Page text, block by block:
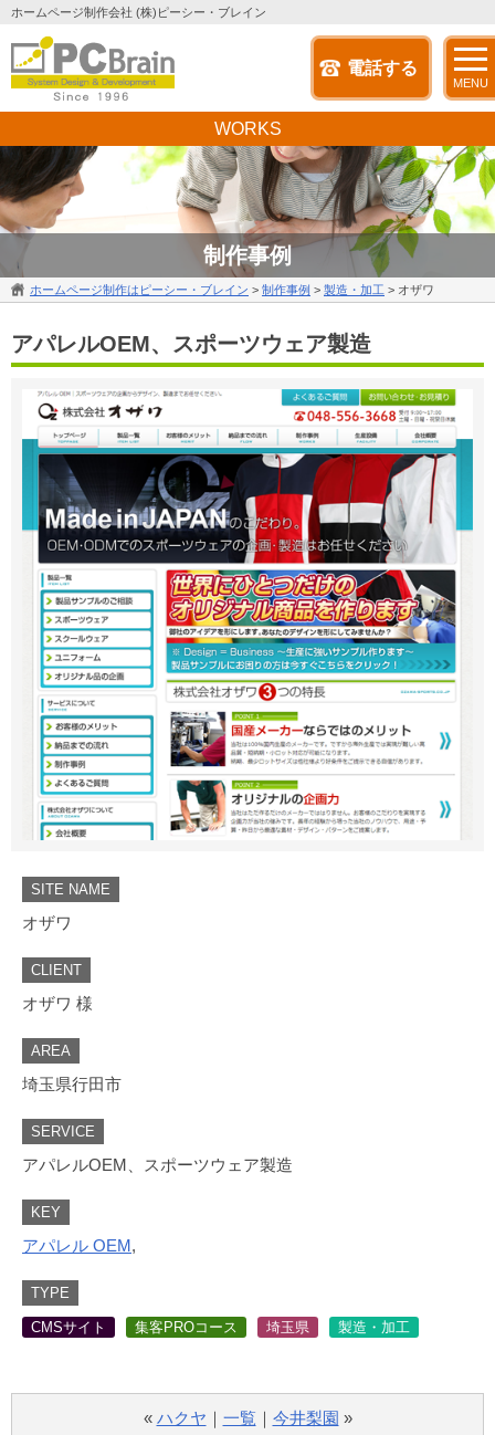
ホームページ制作会社 (株)ピーシー・ブレイン
電話する
MENU
制作事例
WORKS
ホームページ制作はピーシー・ブレイン > 制作事例 > 製造・加工 > オザワ
アパレルOEM、スポーツウェア製造
SITE NAME
オザワ
CLIENT
オザワ 様
AREA
埼玉県行田市
SERVICE
アパレルOEM、スポーツウェア製造
KEY
アパレル OEM,
TYPE
CMSサイト 集客PROコース 埼玉県 製造・加工
« ハクヤ ｜ 一覧 ｜ 今井梨園 »